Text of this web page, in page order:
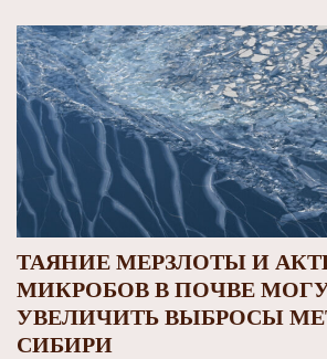
ТАЯНИЕ МЕРЗЛОТЫ И
МИКРОБОВ В ПОЧВЕ
УВЕЛИЧИТЬ ВЫБРОСЫ
СИБИРИ